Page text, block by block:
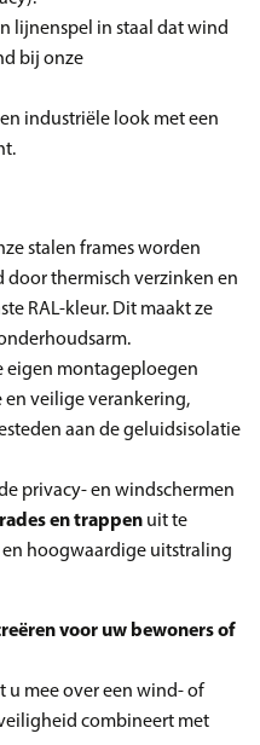
lijnenspel in staal dat wind
bij onze
industriële look met een
stalen frames worden
door thermisch verzinken en
RAL-kleur. Dit maakt ze
eigen montageploegen
veilige verankering,
aan de geluidsisolatie
privacy- en windschermen
en trappen uit te
en hoogwaardige uitstraling
voor uw bewoners of
u mee over een wind- of
combineert met